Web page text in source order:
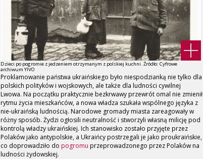
Dzieci po pogromie z jedzeniem otrzymanym z polskiej kuchni. Źródło: Cyfrowe
archiwum YIVO
Proklamowanie państwa ukraińskiego było niespodzianką nie tylko dla
polskich polityków i wojskowych, ale także dla ludności cywilnej
Lwowa. Na początku praktycznie bezkrwawy przewrót omal nie zmienił
rytmu życia mieszkańców, a nowa władza szukała wspólnego języka z
nie-ukraińską ludnością. Narodowe gromady miasta zareagowały w
różny sposób. Żydzi ogłosili neutralność i stworzyli własną milicję pod
kontrolą władzy ukraińskiej. Ich stanowisko zostało przyjęte przez
Polaków jako antypolskie, a Ukraińcy postrzegali je jako proukraińskie,
co doprowadziło do pogromu przeprowadzonego przez Polaków na
ludności żydowskiej.